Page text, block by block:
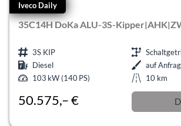
Iveco Daily
35C14H DoKa ALU-3S-
3S KIP
Diesel
auf
103 kW (140 PS)
10 km
50.575,– €